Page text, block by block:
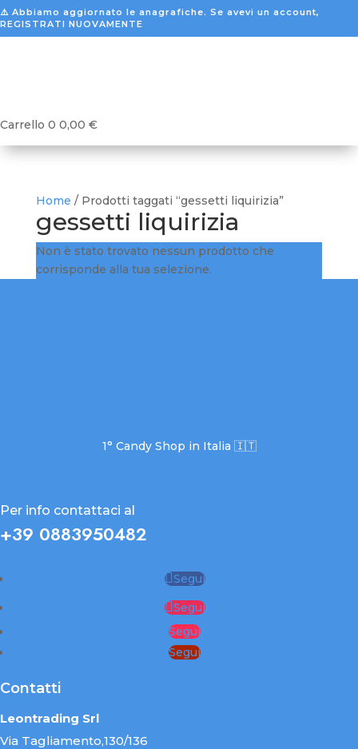
⚠️ Abbiamo aggiornato le anagrafiche. Se avevi un account,
REGISTRATI NUOVAMENTE
Carrello 0 0,00 €
Home / Prodotti taggati “gessetti liquirizia”
gessetti liquirizia
Non è stato trovato nessun prodotto che
corrisponde alla tua selezione.
1° Candy Shop in Italia 🇮🇹
Per info contattaci al
+39 0883950482
Segui
Segui
Segui
Segui
Contatti
Leontrading Srl
Via Tagliamento,130/136